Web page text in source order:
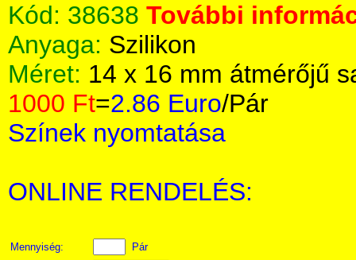
Kód: 38638 További
Anyaga: Szilikon
Méret: 14 x 16 mm átmérőjű
1000 Ft=2.86 Euro/Pár
Színek nyomtatása
ONLINE RENDELÉS:
Mennyiség:
Pár